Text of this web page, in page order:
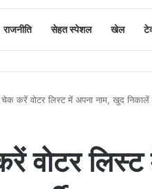
राजनीति सेहत स्पेशल खेल
करें वोटर लिस्ट में अपना नाम, खुद निकालें
वोटर